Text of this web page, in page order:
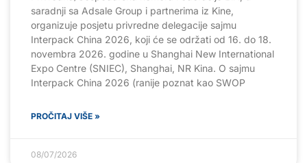
saradnji sa Adsale Group i partnerima iz Kine,
organizuje posjetu privredne delegacije sajmu
Interpack China 2026, koji će se održati od 16. do 18.
novembra 2026. godine u Shanghai New International
Expo Centre (SNIEC), Shanghai, NR Kina. O sajmu
Interpack China 2026 (ranije poznat kao SWOP
PROČITAJ VIŠE »
08/07/2026